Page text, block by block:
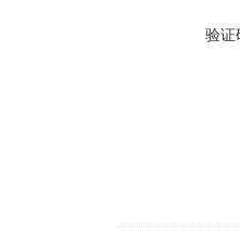
验证